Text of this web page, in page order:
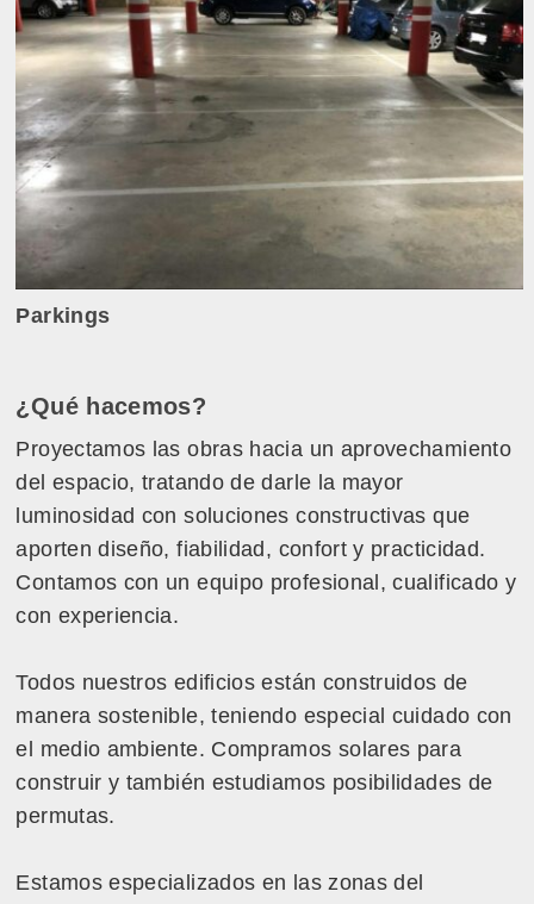
Parkings
¿Qué hacemos?
Proyectamos las obras hacia un aprovechamiento
del espacio, tratando de darle la mayor
luminosidad con soluciones constructivas que
aporten diseño, fiabilidad, confort y practicidad.
Contamos con un equipo profesional, cualificado y
con experiencia.
Todos nuestros edificios están construidos de
manera sostenible, teniendo especial cuidado con
el medio ambiente. Compramos solares para
construir y también estudiamos posibilidades de
permutas.
Estamos especializados en las zonas del